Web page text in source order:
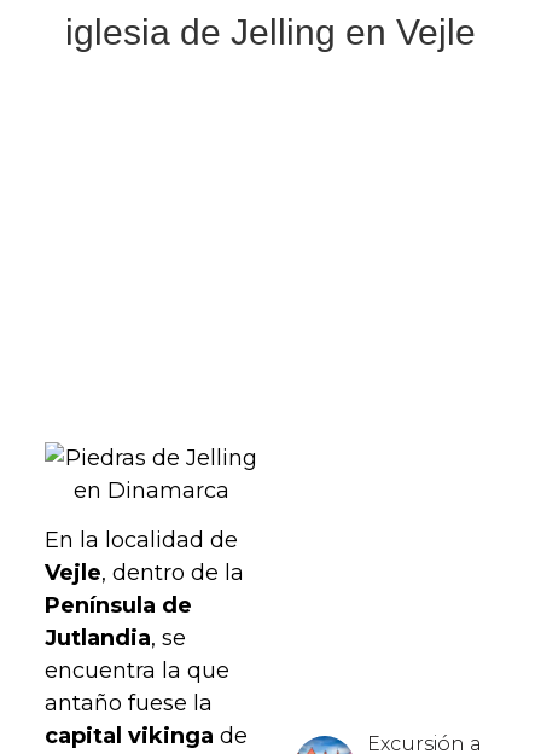
iglesia de Jelling en Vejle
En la localidad de
Vejle, dentro de la
Península de
Jutlandia, se
encuentra la que
antaño fuese la
capital vikinga de